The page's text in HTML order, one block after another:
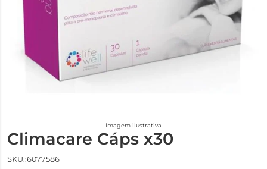
Imagem ilustrativa
Climacare Cáps x30
SKU.:6077586